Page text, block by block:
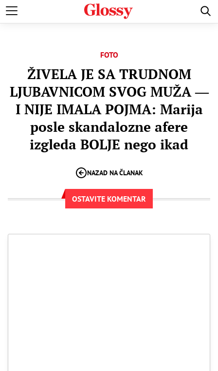
PRIČE VENČANJA DOMOVI POZNATIH HOLIVUD
FOTO
ŽIVELA JE SA TRUDNOM
LJUBAVNICOM SVOG MUŽA ―
I NIJE IMALA POJMA: Marija
posle skandalozne afere
izgleda BOLJE nego ikad
NAZAD NA ČLANAK
OSTAVITE KOMENTAR